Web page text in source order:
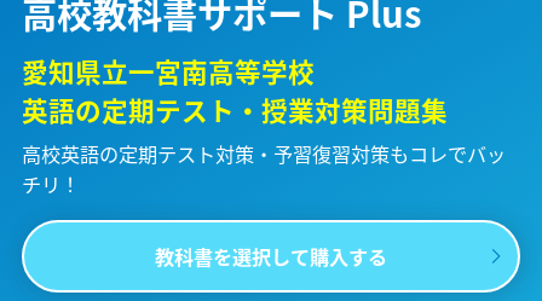
高校教科書サポート Plus
愛知県立一宮南高等学校
英語の定期テスト・授業対策問題集
高校英語の定期テスト対策・予習復習対策もコレでバッ
チリ！
教科書を選択して購入する